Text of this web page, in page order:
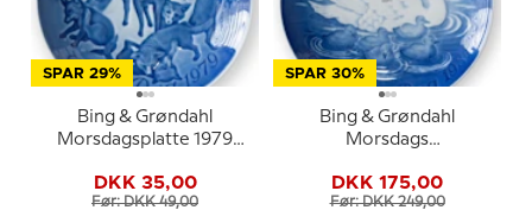
SPAR 29%
Bing & Grøndahl
Morsdagsplatte 1979
DKK 35,00
Før: DKK 49,00
SPAR 30%
Bing & Grøndahl
Morsdags
Svane 23 cm
DKK 175,00
Før: DKK 249,00